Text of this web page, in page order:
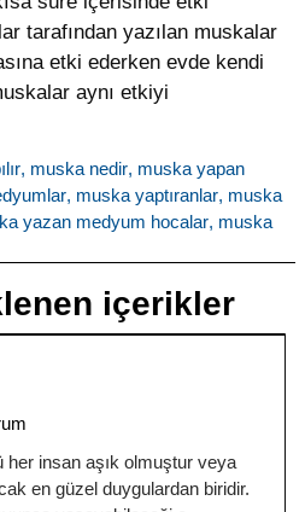
tarafından yazılan muskalar
etki ederken evde kendi
aynı etkiyi
, muska nedir, muska yapan
, muska yaptıranlar, muska
yazan medyum hocalar, muska
içerikler
insan aşık olmuştur veya
en güzel duygulardan biridir.